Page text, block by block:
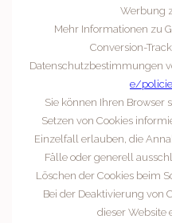
Werbung
Mehr Informationen zu
Conversion-
Datenschutzbestimmungen
e/
Sie können Ihren Browser
Setzen von Cookies
Einzelfall erlauben, die
Fälle oder generell
Löschen der Cookies beim
Bei der Deaktivierung von
dieser Website